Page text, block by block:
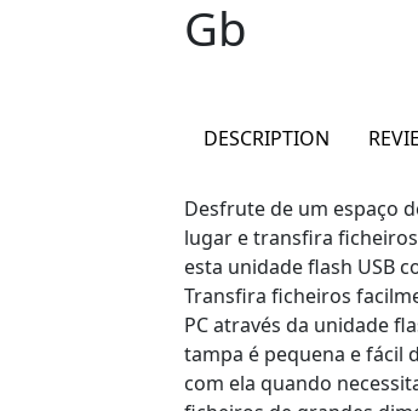
Gb
DESCRIPTION
Desfrute de um espaço
lugar e transfira
esta unidade flash USB
Transfira ficheiros
PC através da unidade
tampa é pequena e fácil
com ela quando